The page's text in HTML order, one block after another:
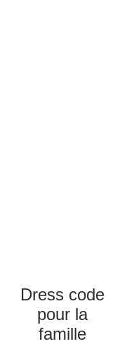
Dress code
pour la
famille